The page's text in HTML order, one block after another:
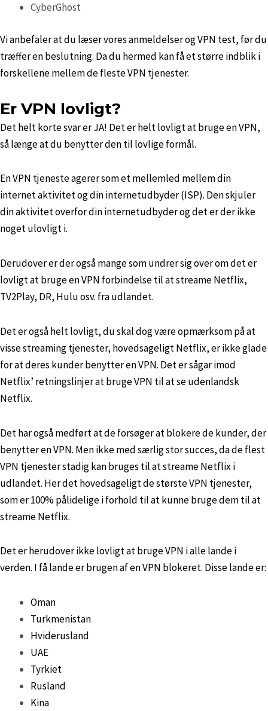
CyberGhost
Vi anbefaler at du læser vores anmeldelser og VPN test, før du
træffer en beslutning. Da du hermed kan få et større indblik i
forskellene mellem de fleste VPN tjenester.
Er VPN lovligt?
Det helt korte svar er JA! Det er helt lovligt at bruge en VPN,
så længe at du benytter den til lovlige formål.
En VPN tjeneste agerer som et mellemled mellem din
internet aktivitet og din internetudbyder (ISP). Den skjuler
din aktivitet overfor din internetudbyder og det er der ikke
noget ulovligt i.
Derudover er der også mange som undrer sig over om det er
lovligt at bruge en VPN forbindelse til at streame Netflix,
TV2Play, DR, Hulu osv. fra udlandet.
Det er også helt lovligt, du skal dog være opmærksom på at
visse streaming tjenester, hovedsageligt Netflix, er ikke glade
for at deres kunder benytter en VPN. Det er sågar imod
Netflix’ retningslinjer at bruge VPN til at se udenlandsk
Netflix.
Det har også medført at de forsøger at blokere de kunder, der
benytter en VPN. Men ikke med særlig stor succes, da de flest
VPN tjenester stadig kan bruges til at streame Netflix i
udlandet. Her det hovedsageligt de største VPN tjenester,
som er 100% pålidelige i forhold til at kunne bruge dem til at
streame Netflix.
Det er herudover ikke lovligt at bruge VPN i alle lande i
verden. I få lande er brugen af en VPN blokeret. Disse lande er:
Oman
Turkmenistan
Hviderusland
UAE
Tyrkiet
Rusland
Kina